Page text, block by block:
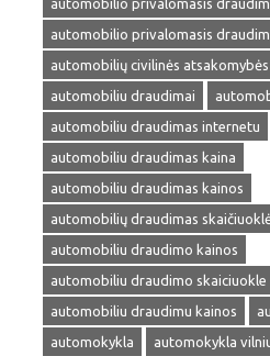
automobilio privalomasis
automobilio privalomasis
automobilių civilinės
automobiliu draudimai
automobiliu draudimas internetu
automobiliu draudimas kaina
automobiliu draudimas kainos
automobilių draudimas
automobiliu draudimo kainos
automobiliu draudimo skaiciuokle
automobiliu draudimu kainos
automokykla
automokykla